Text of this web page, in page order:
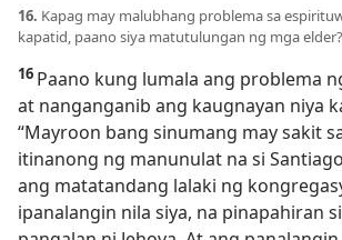
16. Kapag may malubhang problema sa
kapatid, paano siya matutulungan ng mga elder?
16 Paano kung lumala ang problema
at nanganganib ang kaugnayan niya
“Mayroon bang sinumang may sakit
itinanong ng manunulat na si
ang matatandang lalaki ng
ipanalangin nila siya, na pinapahiran